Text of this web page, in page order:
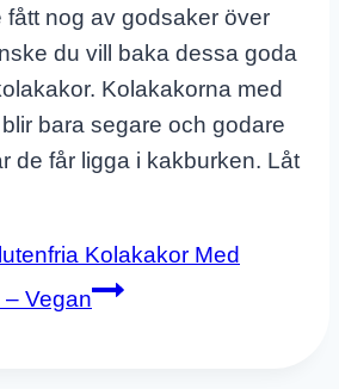
fått nog av godsaker över
du vill baka dessa goda
Kolakakorna med
bara segare och godare
de får ligga i kakburken. Låt
Kolakakor Med
Vegan